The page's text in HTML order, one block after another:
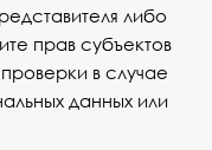
либо
прав субъектов
в случае
данных или